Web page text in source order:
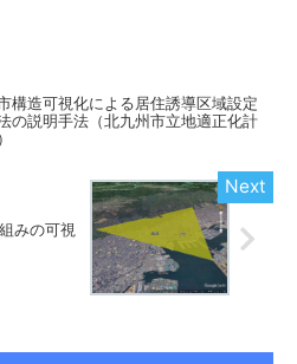
構造可視化による居住誘導区域設定
の説明手法（北九州市立地適正化計
みの可視